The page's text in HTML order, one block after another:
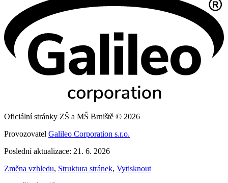
Oficiální stránky ZŠ a MŠ Brniště © 2026
Provozovatel Galileo Corporation s.r.o.
Poslední aktualizace: 21. 6. 2026
Změna vzhledu, Struktura stránek, Vytisknout